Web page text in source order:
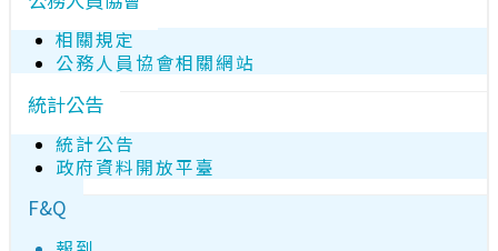
相關規定
公務人員協會相關網站
統計公告
統計公告
政府資料開放平臺
F&Q